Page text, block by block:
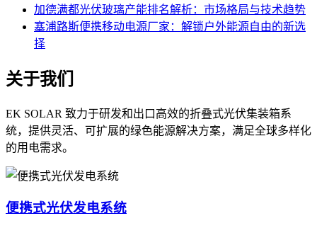
加德满都光伏玻璃产能排名解析：市场格局与技术趋势
塞浦路斯便携移动电源厂家：解锁户外能源自由的新选
择
关于我们
EK SOLAR 致力于研发和出口高效的折叠式光伏集装箱系
统，提供灵活、可扩展的绿色能源解决方案，满足全球多样化
的用电需求。
便携式光伏发电系统